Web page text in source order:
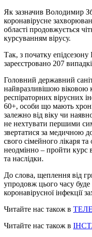
Як зазначив Володимир
коронавірусне
області продовжується
курсуванням вірусу.
Так, з початку
зареєстровано 207
Головний державний
найвразливішою віковою
респіраторних вірусних
60+, особи що мають
залежно від віку чи
не нехтувати першими
звертатися за медичною
свого сімейного лікаря
неодмінно – пройти курс
та наслідки.
До слова, щеплення від
упродовж цього часу
коронавірусної інфекції
Читайте нас також в
Читайте нас також в